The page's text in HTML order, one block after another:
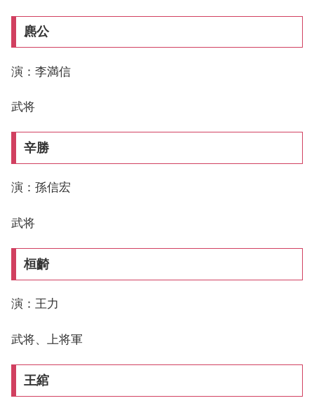
麃公
演：李満信
武将
辛勝
演：孫信宏
武将
桓齮
演：王力
武将、上将軍
王綰